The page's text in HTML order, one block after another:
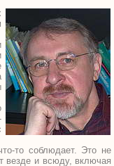
то соблюдает. Это не
везде и всюду, включая